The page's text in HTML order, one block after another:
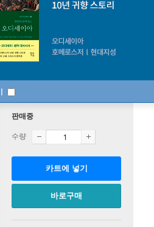
판) [ Paperback, 영국판 ]
판매중
수량
카트에 넣기
바로구매